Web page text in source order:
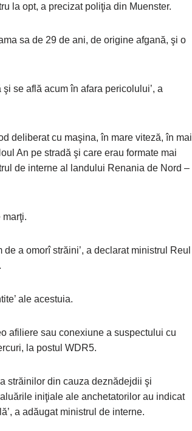
la opt, a precizat poliţia din Muenster.
sa de 29 de ani, de origine afgană, şi o
se află acum în afara pericolului’, a
deliberat cu maşina, în mare viteză, în mai
An pe stradă şi care erau formate mai
de interne al landului Renania de Nord –
marţi.
a omorî străini’, a declarat ministrul Reul
ale acestuia.
afiliere sau conexiune a suspectului cu
la postul WDR5.
străinilor din cauza deznădejdii şi
iniţiale ale anchetatorilor au indicat
a adăugat ministrul de interne.